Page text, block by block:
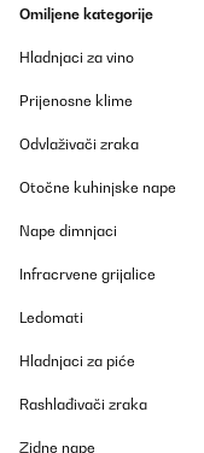
Omiljene kategorije
Hladnjaci za vino
Prijenosne klime
Odvlaživači zraka
Otočne kuhinjske nape
Nape dimnjaci
Infracrvene grijalice
Ledomati
Hladnjaci za piće
Rashlađivači zraka
Zidne nape